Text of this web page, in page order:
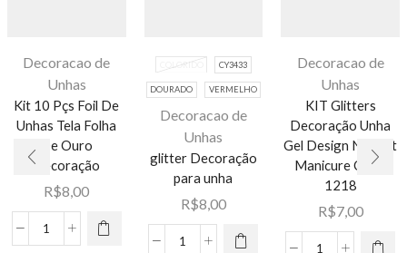
Decoracao de
Unhas
Kit 10 Pçs Foil De
Unhas Tela Folha
De Ouro
Decoração
R$8,00
Kit
COLORIDO CY3433
DOURADO VERMELHO
Decoracao de
Unhas
glitter Decoração
para unha
R$8,00
Este
produto
tem várias
variantes.
As opções
Decoracao de
Unhas
KIT Glitters
Decoração Unha
Gel Design Nail Art
Manicure ORV-
1218
R$7,00